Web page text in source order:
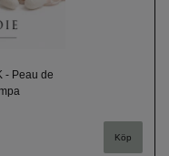
- Peau de